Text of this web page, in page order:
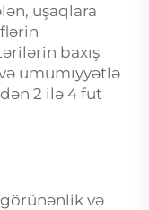
uşaqlara
baxış
ümumiyyətlə
2 ilə 4 fut
və